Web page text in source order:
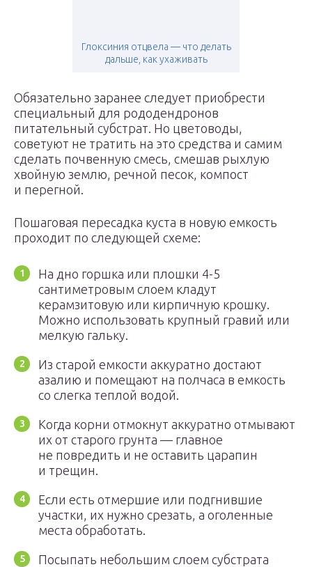
Глоксиния отцвела — что делать
дальше, как ухаживать
Обязательно заранее следует приобрести
специальный для рододендронов
питательный субстрат. Но цветоводы,
советуют не тратить на это средства и самим
сделать почвенную смесь, смешав рыхлую
хвойную землю, речной песок, компост
и перегной.
Пошаговая пересадка куста в новую емкость
проходит по следующей схеме:
На дно горшка или плошки 4-5
сантиметровым слоем кладут
керамзитовую или кирпичную крошку.
Можно использовать крупный гравий или
мелкую гальку.
Из старой емкости аккуратно достают
азалию и помещают на полчаса в емкость
со слегка теплой водой.
Когда корни отмокнут аккуратно отмывают
их от старого грунта — главное
не повредить и не оставить царапин
и трещин.
Если есть отмершие или подгнившие
участки, их нужно срезать, а оголенные
места обработать.
Посыпать небольшим слоем субстрата